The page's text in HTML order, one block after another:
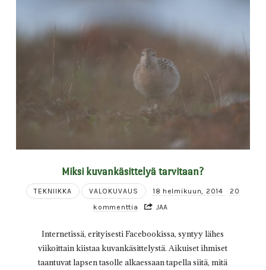
Miksi kuvankäsittelyä tarvitaan?
TEKNIIKKA VALOKUVAUS 18 helmikuun, 2014
20
kommenttia
JAA
Internetissä, erityisesti Facebookissa, syntyy lähes
viikoittain kiistaa kuvankäsittelystä. Aikuiset ihmiset
taantuvat lapsen tasolle alkaessaan tapella siitä, mitä